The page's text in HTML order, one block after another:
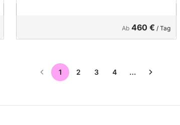
Ab 460 € / Tag
1 2 3 4 …